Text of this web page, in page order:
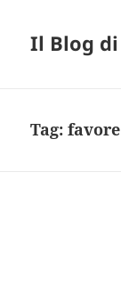
Il Blog
Tag:favore